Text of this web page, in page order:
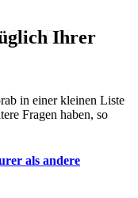
Ihrer
in einer kleinen Liste
Fragen haben, so
als andere